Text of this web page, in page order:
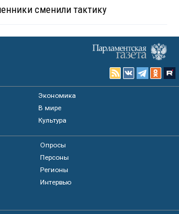
сменили тактику
Экономика
В мире
Культура
Опросы
Персоны
Регионы
Интервью